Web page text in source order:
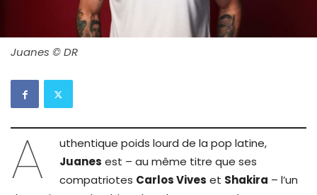
Juanes © DR
A
uthentique poids lourd de la pop latine,
Juanes est – au même titre que ses
compatriotes Carlos Vives et Shakira – l’un